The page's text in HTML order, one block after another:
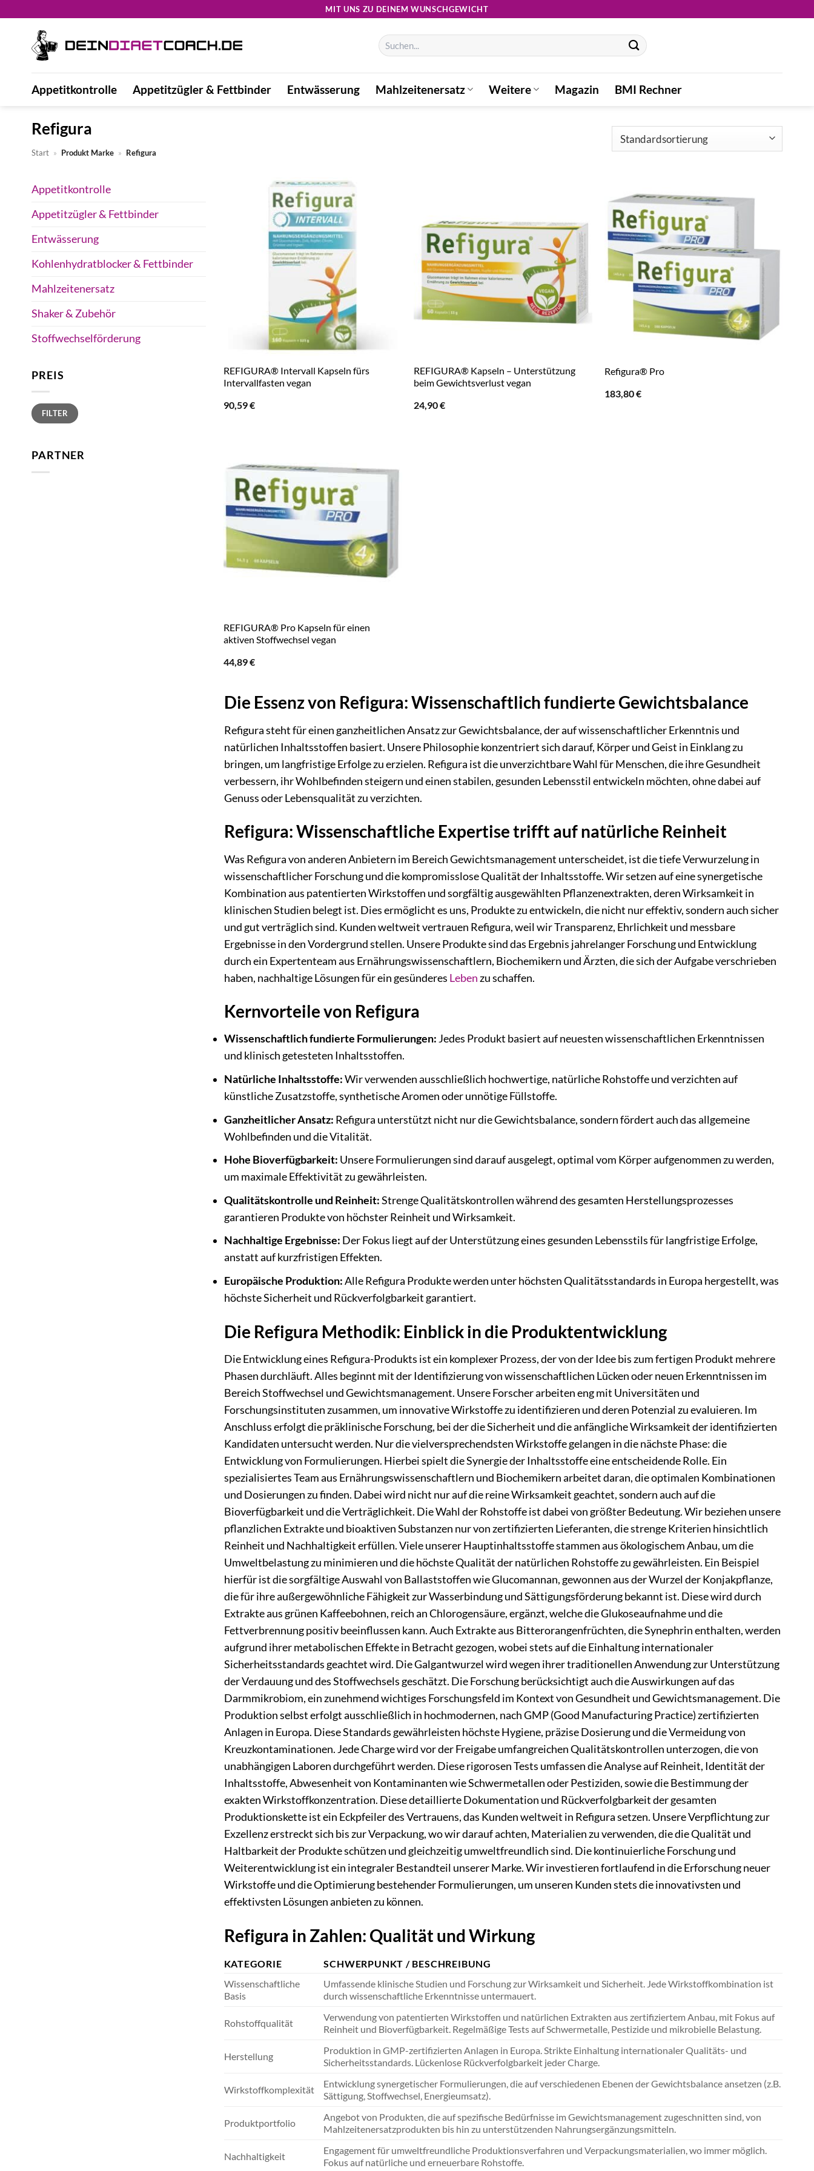
springen
MIT UNS ZU DEINEM WUNSCHGEWICHT
Suchen
nach:
Appetitkontrolle Appetitzügler & Fettbinder Entwässerung Mahlzeitenersatz Weitere Magazin BMI Rechner
Refigura
Start » Produkt Marke » Refigura
Appetitkontrolle
Appetitzügler & Fettbinder
Entwässerung
Kohlenhydratblocker & Fettbinder
Mahlzeitenersatz
Shaker & Zubehör
Stoffwechselförderung
PREIS
Min.
Preis
Max.
PreisFILTER
PARTNER
REFIGURA® Intervall Kapseln fürs
Intervallfasten vegan
90,59€
REFIGURA® Kapseln – Unterstützung
beim Gewichtsverlust vegan
24,90€
Refigura® Pro
183,80€
REFIGURA® Pro Kapseln für einen
aktiven Stoffwechsel vegan
44,89€
Die Essenz von Refigura: Wissenschaftlich fundierte Gewichtsbalance
Refigura steht für einen ganzheitlichen Ansatz zur Gewichtsbalance, der auf wissenschaftlicher Erkenntnis und
natürlichen Inhaltsstoffen basiert. Unsere Philosophie konzentriert sich darauf, Körper und Geist in Einklang zu
bringen, um langfristige Erfolge zu erzielen. Refigura ist die unverzichtbare Wahl für Menschen, die ihre Gesundheit
verbessern, ihr Wohlbefinden steigern und einen stabilen, gesunden Lebensstil entwickeln möchten, ohne dabei auf
Genuss oder Lebensqualität zu verzichten.
Refigura: Wissenschaftliche Expertise trifft auf natürliche Reinheit
Was Refigura von anderen Anbietern im Bereich Gewichtsmanagement unterscheidet, ist die tiefe Verwurzelung in
wissenschaftlicher Forschung und die kompromisslose Qualität der Inhaltsstoffe. Wir setzen auf eine synergetische
Kombination aus patentierten Wirkstoffen und sorgfältig ausgewählten Pflanzenextrakten, deren Wirksamkeit in
klinischen Studien belegt ist. Dies ermöglicht es uns, Produkte zu entwickeln, die nicht nur effektiv, sondern auch sicher
und gut verträglich sind. Kunden weltweit vertrauen Refigura, weil wir Transparenz, Ehrlichkeit und messbare
Ergebnisse in den Vordergrund stellen. Unsere Produkte sind das Ergebnis jahrelanger Forschung und Entwicklung
durch ein Expertenteam aus Ernährungswissenschaftlern, Biochemikern und Ärzten, die sich der Aufgabe verschrieben
haben, nachhaltige Lösungen für ein gesünderes Lebenzu schaffen.
Kernvorteile von Refigura
Wissenschaftlich fundierte Formulierungen:Jedes Produkt basiert auf neuesten wissenschaftlichen Erkenntnissen
und klinisch getesteten Inhaltsstoffen.
Natürliche Inhaltsstoffe:Wir verwenden ausschließlich hochwertige, natürliche Rohstoffe und verzichten auf
künstliche Zusatzstoffe, synthetische Aromen oder unnötige Füllstoffe.
Ganzheitlicher Ansatz: Refigura unterstützt nicht nur die Gewichtsbalance, sondern fördert auch das allgemeine
Wohlbefinden und die Vitalität.
Hohe Bioverfügbarkeit: Unsere Formulierungen sind darauf ausgelegt, optimal vom Körper aufgenommen zu werden,
um maximale Effektivität zu gewährleisten.
Qualitätskontrolle und Reinheit:Strenge Qualitätskontrollen während des gesamten Herstellungsprozesses
garantieren Produkte von höchster Reinheit und Wirksamkeit.
Nachhaltige Ergebnisse: Der Fokus liegt auf der Unterstützung eines gesunden Lebensstils für langfristige Erfolge,
anstatt auf kurzfristigen Effekten.
Europäische Produktion:Alle Refigura Produkte werden unter höchsten Qualitätsstandards in Europa hergestellt, was
höchste Sicherheit und Rückverfolgbarkeit garantiert.
Die Refigura Methodik: Einblick in die Produktentwicklung
Die Entwicklung eines Refigura-Produkts ist ein komplexer Prozess, der von der Idee bis zum fertigen Produkt mehrere
Phasen durchläuft. Alles beginnt mit der Identifizierung von wissenschaftlichen Lücken oder neuen Erkenntnissen im
Bereich Stoffwechsel und Gewichtsmanagement. Unsere Forscher arbeiten eng mit Universitäten und
Forschungsinstituten zusammen, um innovative Wirkstoffe zu identifizieren und deren Potenzial zu evaluieren. Im
Anschluss erfolgt die präklinische Forschung, bei der die Sicherheit und die anfängliche Wirksamkeit der identifizierten
Kandidaten untersucht werden. Nur die vielversprechendsten Wirkstoffe gelangen in die nächste Phase: die
Entwicklung von Formulierungen. Hierbei spielt die Synergie der Inhaltsstoffe eine entscheidende Rolle. Ein
spezialisiertes Team aus Ernährungswissenschaftlern und Biochemikern arbeitet daran, die optimalen Kombinationen
und Dosierungen zu finden. Dabei wird nicht nur auf die reine Wirksamkeit geachtet, sondern auch auf die
Bioverfügbarkeit und die Verträglichkeit. Die Wahl der Rohstoffe ist dabei von größter Bedeutung. Wir beziehen unsere
pflanzlichen Extrakte und bioaktiven Substanzen nur von zertifizierten Lieferanten, die strenge Kriterien hinsichtlich
Reinheit und Nachhaltigkeit erfüllen. Viele unserer Hauptinhaltsstoffe stammen aus ökologischem Anbau, um die
Umweltbelastung zu minimieren und die höchste Qualität der natürlichen Rohstoffe zu gewährleisten. Ein Beispiel
hierfür ist die sorgfältige Auswahl von Ballaststoffen wie Glucomannan, gewonnen aus der Wurzel der Konjakpflanze,
die für ihre außergewöhnliche Fähigkeit zur Wasserbindung und Sättigungsförderung bekannt ist. Diese wird durch
Extrakte aus grünen Kaffeebohnen, reich an Chlorogensäure, ergänzt, welche die Glukoseaufnahme und die
Fettverbrennung positiv beeinflussen kann. Auch Extrakte aus Bitterorangenfrüchten, die Synephrin enthalten, werden
aufgrund ihrer metabolischen Effekte in Betracht gezogen, wobei stets auf die Einhaltung internationaler
Sicherheitsstandards geachtet wird. Die Galgantwurzel wird wegen ihrer traditionellen Anwendung zur Unterstützung
der Verdauung und des Stoffwechsels geschätzt. Die Forschung berücksichtigt auch die Auswirkungen auf das
Darmmikrobiom, ein zunehmend wichtiges Forschungsfeld im Kontext von Gesundheit und Gewichtsmanagement. Die
Produktion selbst erfolgt ausschließlich in hochmodernen, nach GMP (Good Manufacturing Practice) zertifizierten
Anlagen in Europa. Diese Standards gewährleisten höchste Hygiene, präzise Dosierung und die Vermeidung von
Kreuzkontaminationen. Jede Charge wird vor der Freigabe umfangreichen Qualitätskontrollen unterzogen, die von
unabhängigen Laboren durchgeführt werden. Diese rigorosen Tests umfassen die Analyse auf Reinheit, Identität der
Inhaltsstoffe, Abwesenheit von Kontaminanten wie Schwermetallen oder Pestiziden, sowie die Bestimmung der
exakten Wirkstoffkonzentration. Diese detaillierte Dokumentation und Rückverfolgbarkeit der gesamten
Produktionskette ist ein Eckpfeiler des Vertrauens, das Kunden weltweit in Refigura setzen. Unsere Verpflichtung zur
Exzellenz erstreckt sich bis zur Verpackung, wo wir darauf achten, Materialien zu verwenden, die die Qualität und
Haltbarkeit der Produkte schützen und gleichzeitig umweltfreundlich sind. Die kontinuierliche Forschung und
Weiterentwicklung ist ein integraler Bestandteil unserer Marke. Wir investieren fortlaufend in die Erforschung neuer
Wirkstoffe und die Optimierung bestehender Formulierungen, um unseren Kunden stets die innovativsten und
effektivsten Lösungen anbieten zu können.
Refigura in Zahlen: Qualität und Wirkung
KATEGORIE
SCHWERPUNKT / BESCHREIBUNG
Wissenschaftliche
Basis
Umfassende klinische Studien und Forschung zur Wirksamkeit und Sicherheit. Jede Wirkstoffkombination ist
durch wissenschaftliche Erkenntnisse untermauert.
Rohstoffqualität
Verwendung von patentierten Wirkstoffen und natürlichen Extrakten aus zertifiziertem Anbau, mit Fokus auf
Reinheit und Bioverfügbarkeit. Regelmäßige Tests auf Schwermetalle, Pestizide und mikrobielle Belastung.
Herstellung
Produktion in GMP-zertifizierten Anlagen in Europa. Strikte Einhaltung internationaler Qualitäts- und
Sicherheitsstandards. Lückenlose Rückverfolgbarkeit jeder Charge.
Wirkstoffkomplexität
Entwicklung synergetischer Formulierungen, die auf verschiedenen Ebenen der Gewichtsbalance ansetzen (z.B.
Sättigung, Stoffwechsel, Energieumsatz).
Produktportfolio
Angebot von Produkten, die auf spezifische Bedürfnisse im Gewichtsmanagement zugeschnitten sind, von
Mahlzeitenersatzprodukten bis hin zu unterstützenden Nahrungsergänzungsmitteln.
Nachhaltigkeit
Engagement für umweltfreundliche Produktionsverfahren und Verpackungsmaterialien, wo immer möglich.
Fokus auf natürliche und erneuerbare Rohstoffe.